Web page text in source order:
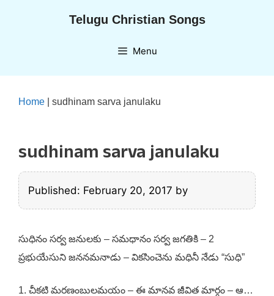
Telugu Christian Songs
Menu
Home sudhinam sarva janulaku
sudhinam sarva janulaku
Published: February 20, 2017 by
సుధినం సర్వ జనులకు – సమధానం సర్వ జగతికి – 2
ప్రభుయేసుని జననమనాడు – వికసించెను మధినీ నేడు “సుధి”
1. చీకటి మరణంబులమయం – ఈ మానవ జీవిత మార్గం – ఆ…